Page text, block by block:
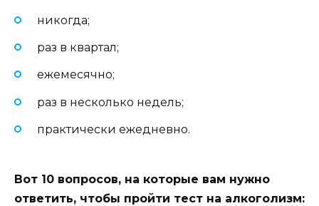
никогда;
раз в квартал;
ежемесячно;
раз в несколько недель;
практически ежедневно.
Вот 10 вопросов, на которые вам нужно
ответить, чтобы пройти тест на алкоголизм: